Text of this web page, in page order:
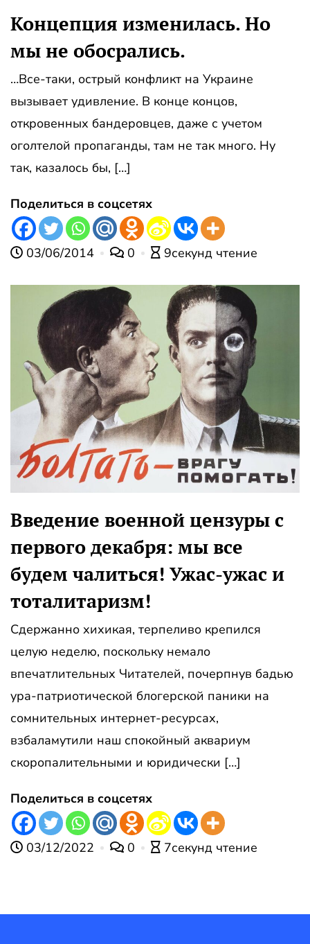
Концепция изменилась. Но
мы не обосрались.
…Все-таки, острый конфликт на Украине
вызывает удивление. В конце концов,
откровенных бандеровцев, даже с учетом
оголтелой пропаганды, там не так много. Ну
так, казалось бы, […]
Поделиться в соцсетях
03/06/2014 0 9секунд чтение
Введение военной цензуры с
первого декабря: мы все
будем чалиться! Ужас-ужас и
тоталитаризм!
Сдержанно хихикая, терпеливо крепился
целую неделю, поскольку немало
впечатлительных Читателей, почерпнув бадью
ура-патриотической блогерской паники на
сомнительных интернет-ресурсах,
взбаламутили наш спокойный аквариум
скоропалительными и юридически […]
Поделиться в соцсетях
03/12/2022 0 7секунд чтение